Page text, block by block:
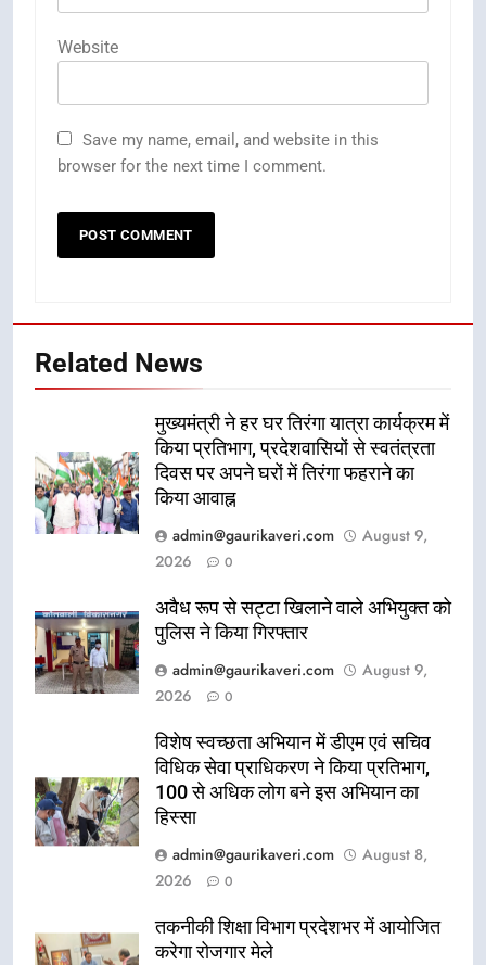
Website
Save my name, email, and website in this
browser for the next time I comment.
Related News
मुख्यमंत्री ने हर घर तिरंगा यात्रा कार्यक्रम में
किया प्रतिभाग, प्रदेशवासियों से स्वतंत्रता
दिवस पर अपने घरों में तिरंगा फहराने का
किया आवाह्न
admin@gaurikaveri.com
August 9,
2026
0
अवैध रूप से सट्टा खिलाने वाले अभियुक्त को
पुलिस ने किया गिरफ्तार
admin@gaurikaveri.com
August 9,
2026
0
विशेष स्वच्छता अभियान में डीएम एवं सचिव
विधिक सेवा प्राधिकरण ने किया प्रतिभाग,
100 से अधिक लोग बने इस अभियान का
हिस्सा
admin@gaurikaveri.com
August 8,
2026
0
तकनीकी शिक्षा विभाग प्रदेशभर में आयोजित
करेगा रोजगार मेले